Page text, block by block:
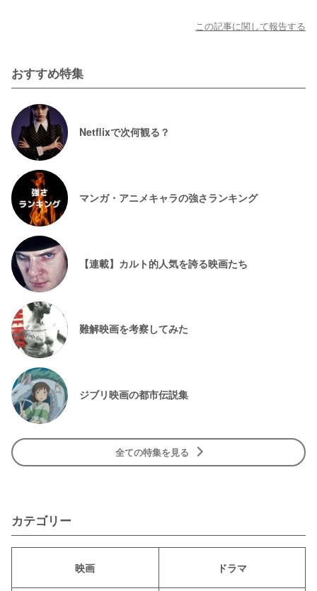
この記事に関して報告する
おすすめ特集
Netflixで次何観る？
マンガ・アニメキャラの強さランキング
【連載】カルト的人気を誇る映画たち
難解映画を考察してみた
ジブリ映画の都市伝説集
全ての特集を見る
カテゴリー
映画 ドラマ